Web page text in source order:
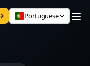
Portuguese